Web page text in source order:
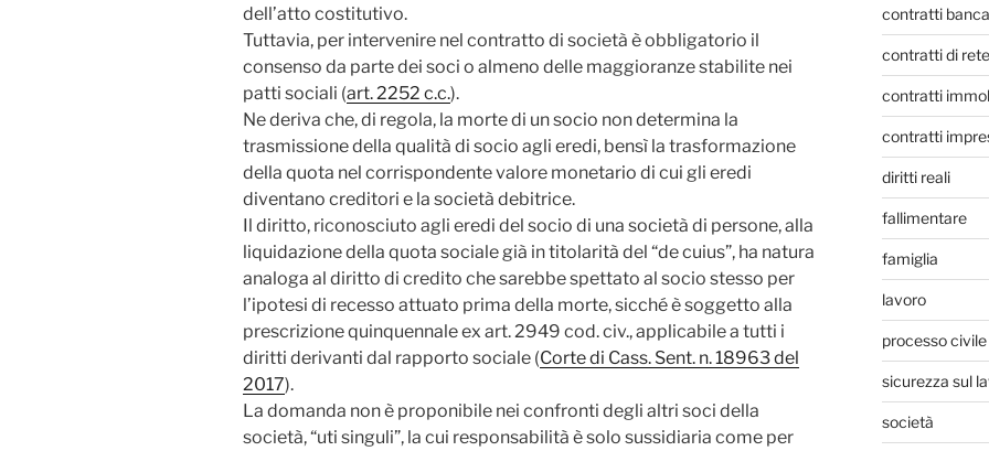
dell’atto costitutivo.
Tuttavia, per intervenire nel contratto di società è obbligatorio il
consenso da parte dei soci o almeno delle maggioranze stabilite nei
patti sociali (art. 2252 c.c.).
Ne deriva che, di regola, la morte di un socio non determina la
trasmissione della qualità di socio agli eredi, bensì la trasformazione
della quota nel corrispondente valore monetario di cui gli eredi
diventano creditori e la società debitrice.
Il diritto, riconosciuto agli eredi del socio di una società di persone, alla
liquidazione della quota sociale già in titolarità del “de cuius”, ha natura
analoga al diritto di credito che sarebbe spettato al socio stesso per
l’ipotesi di recesso attuato prima della morte, sicché è soggetto alla
prescrizione quinquennale ex art. 2949 cod. civ., applicabile a tutti i
diritti derivanti dal rapporto sociale (Corte di Cass. Sent. n. 18963 del
2017).
La domanda non è proponibile nei confronti degli altri soci della
società, “uti singuli”, la cui responsabilità è solo sussidiaria come per
contratti
contratti di rete
contratti
contratti
diritti reali
fallimentare
famiglia
lavoro
processo civile
sicurezza sul
società